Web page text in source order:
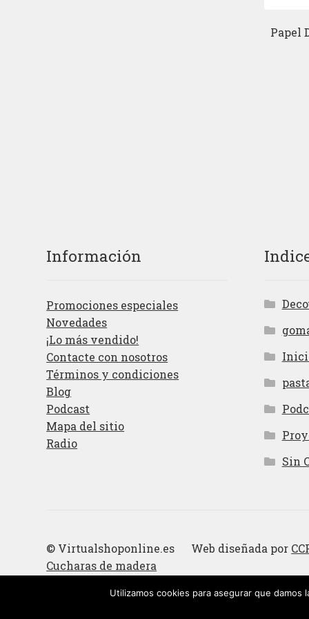
Papel
Información
Promociones especiales
Novedades
¡Lo más vendido!
Contacte con nosotros
Términos y condiciones
Blog
Podcast
Mapa del sitio
Radio
Sin
© Virtualshoponline.es Web diseñada por
Cucharas de madera
Utilizamos cookies para asegurar que